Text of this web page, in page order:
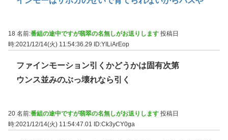
18 名前:番組の途中ですが翡翠の名無しがお送りします 投稿日
時:2021/12/14(火) 11:54:36.29
ID:YILiArEop
ファインモーション引くかどうかは固有次第
ウンス並みのぶっ壊れなら引く
20 名前:番組の途中ですが翡翠の名無しがお送りします 投稿日
時:2021/12/14(火) 11:54:47.01 ID:Ck3yCY0ga